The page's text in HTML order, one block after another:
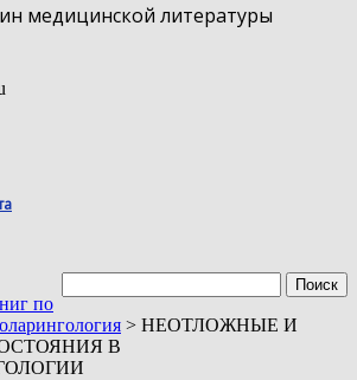
медицинской литературы
по
> НЕОТЛОЖНЫЕ И
В